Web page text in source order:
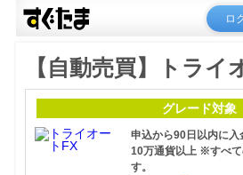
ロ
【自動売買】トライ
グレード対象
申込から90日以内に
10万通貨以上 ※すべ
す。